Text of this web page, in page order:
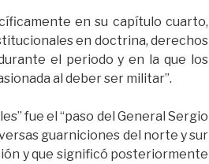
en su capítulo cuarto,
en doctrina, derechos
el periodo y en la que los
al deber ser militar”.
fue el “paso del General Sergio
guarniciones del norte y sur
y que significó posteriormente